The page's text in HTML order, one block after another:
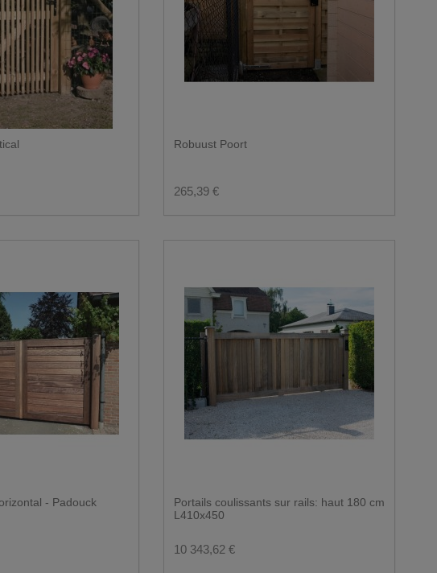
Robuust Poort
265,39 €
- Padouck
Portails coulissants sur rails: haut 180 cm
L410x450
10 343,62 €